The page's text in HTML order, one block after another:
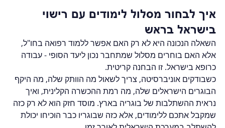
איך לבחור מסלול לימודים עם רישוי
בישראל בראש
השאלה הנכונה היא לא רק האם אפשר ללמוד רפואה בחו"ל,
אלא האם בוחרים מסלול שמתחבר נכון ליעד הסופי - עבודה
כרופא בישראל. זו הבחנה קריטית.
כשבודקים אוניברסיטה, צריך לשאול מה הוותק שלה, מה היקף
הבוגרים הישראלים שלה, מה רמת ההכשרה הקלינית, ואיך
נראית ההשתלבות של בוגריה בארץ. מוסד חזק הוא לא רק כזה
שמקבל אתכם ללימודים, אלא כזה שבוגריו כבר הוכיחו יכולת